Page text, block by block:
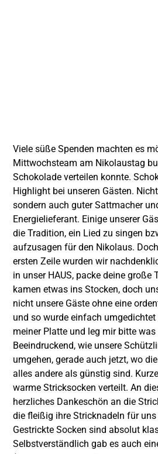
Viele süße Spenden machten es
Mittwochsteam am Nikolaustag
Schokolade verteilen konnte.
Highlight bei unseren Gästen.
sondern auch guter Sattmacher
Energielieferant. Einige unserer
die Tradition, ein Lied zu singen
aufzusagen für den Nikolaus.
ersten Zeile wurden wir
in unser HAUS, packe deine große
kamen etwas ins Stocken, doch
nicht unsere Gäste ohne eine
und so wurde einfach
meiner Platte und leg mir bitte
Beeindruckend, wie unsere
umgehen, gerade auch jetzt, wo
alles andere als günstig sind.
warme Stricksocken verteilt. An
herzliches Dankeschön an die
die fleißig ihre Stricknadeln für
Gestrickte Socken sind absolut
Selbstverständlich gab es auch